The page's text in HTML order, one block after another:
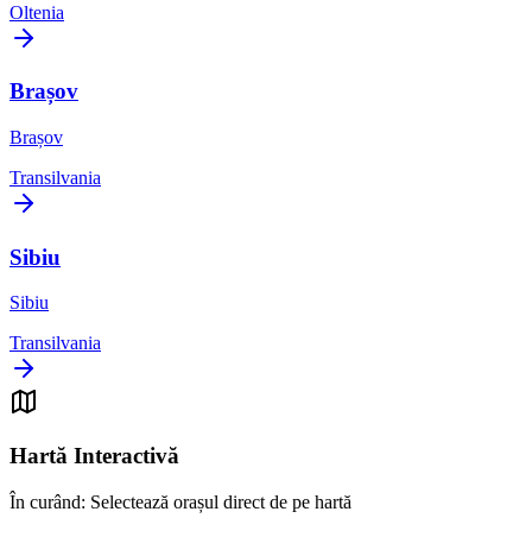
Oltenia
Brașov
Brașov
Transilvania
Sibiu
Sibiu
Transilvania
Hartă Interactivă
În curând: Selectează orașul direct de pe hartă